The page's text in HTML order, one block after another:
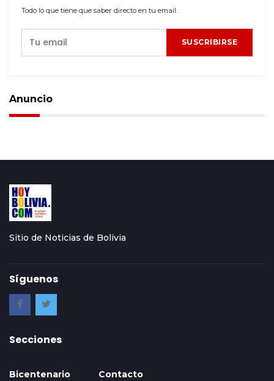
Todo lo que tiene que saber directo en tu email.
SUSCRIBIRSE
Anuncio
Sitio de Noticias de Bolivia
Síguenos
Secciones
Bicentenario Contacto